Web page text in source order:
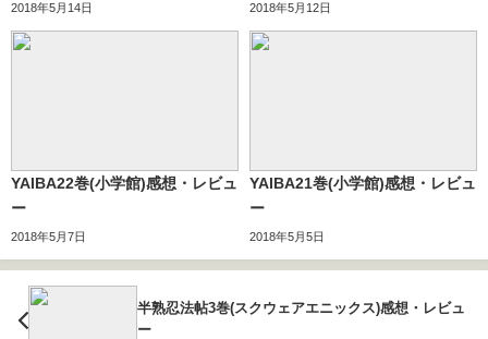
2018年5月14日 2018年5月12日
YAIBA22巻(小学館)感想・レビュ
ー
2018年5月7日
YAIBA21巻(小学館)感想・レビュ
ー
2018年5月5日
半熟忍法帖3巻(スクウェアエニックス)感想・レビュ
ー